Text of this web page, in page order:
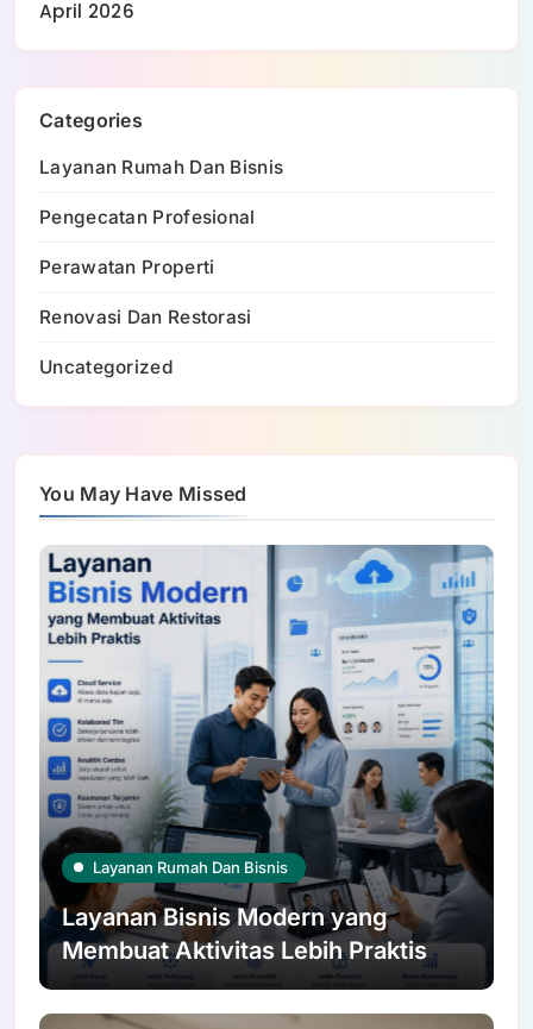
April 2026
Categories
Layanan Rumah Dan Bisnis
Pengecatan Profesional
Perawatan Properti
Renovasi Dan Restorasi
Uncategorized
You May Have Missed
Layanan Rumah Dan Bisnis
Layanan Bisnis Modern yang
Membuat Aktivitas Lebih Praktis